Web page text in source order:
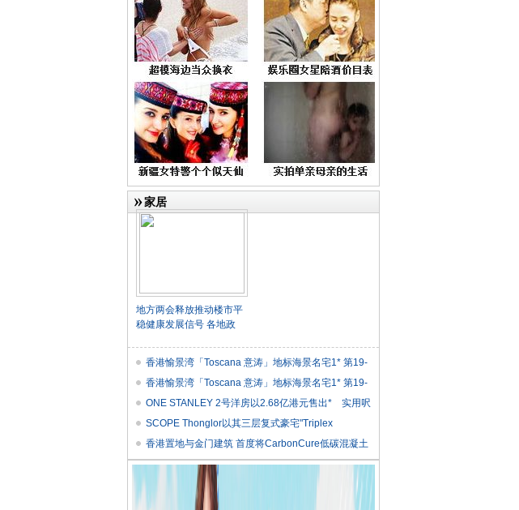
家居
地方两会释放推动楼市平
稳健康发展信号 各地政
香港愉景湾「Toscana 意涛」地标海景名宅1* 第19-
香港愉景湾「Toscana 意涛」地标海景名宅1* 第19-
ONE STANLEY 2号洋房以2.68亿港元售出* 实用呎
价 SCOPE Thonglor以其三层复式豪宅"Triplex
Residen
香港置地与金门建筑 首度将CarbonCure低碳混凝土